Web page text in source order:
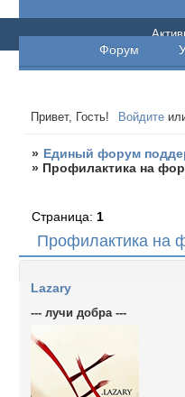
Единый
Форум
Привет, Гость! Войдите
» Единый форум
» Профилактика на
Профилактика на
Страница: 1
Lazary
--- лучи добра ---